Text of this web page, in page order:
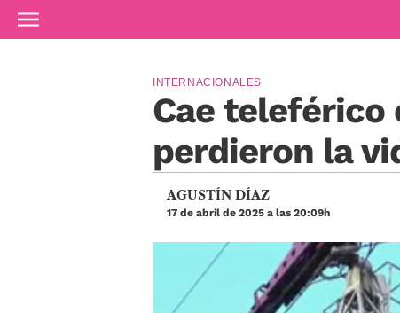
Ir al contenido principal
Cae teleférico
perdieron la
INTERNACIONALES
AGUSTÍN DÍAZ
17 de abril de 2025 a las 20:09h